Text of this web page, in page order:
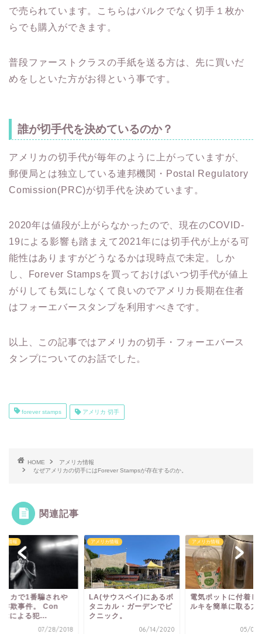
で売られています。こちらはバルクでなく切手１枚か
らでも購入ができます。
普段ファーストクラスの手紙を送る方は、先に買いだ
めをしといた方がお得という事です。
誰が切手代を決めているのか？
アメリカの切手代が毎年のように上がっていますが、
郵便局とは独立している連邦機関・Postal Regulatory
Comission(PRC)が切手代を決めています。
2020年は値段が上がらなかったので、現在のCOVID-
19による影響も踏まえて2021年には切手代が上がる可
能性はありますがどうなるかは現時点で未定。しか
し、Forever Stampsを買っておけばいつ切手代が値上
がりしても気にしなくて良いのでアメリカ長期在住者
はフォーエバースタンプを利用すべきです。
以上、この記事ではアメリカの切手・フォーエバース
タンプについてのお話でした。
forever stamps アメリカ 切手
HOME
アメリカ情報
なぜアメリカの切手にはForever Stampsが存在するのか。
関連記事
カ情報
リカで1番騙されや
詐欺事件。 Con
による犯...
07/28/2018
アメリカ情報
LA(サウスベイ)にあるボ
タニカル・ガーデンでピ
クニック。
06/14/2020
アメリカ情報
電気ポットに付着し
ルキを簡単に取る方
05/06/